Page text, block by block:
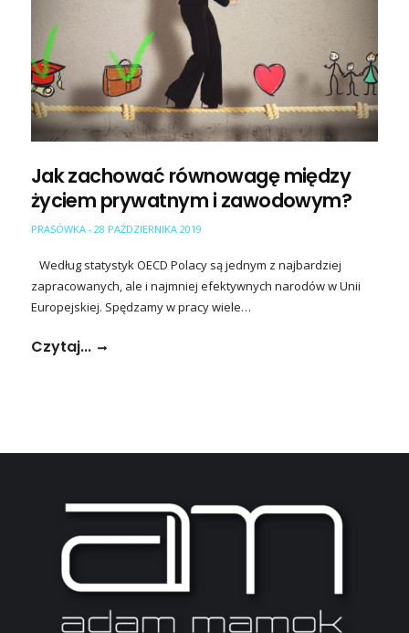
Jak zachować równowagę między
życiem prywatnym i zawodowym?
PRASÓWKA - 28 PAŹDZIERNIKA 2019
Według statystyk OECD Polacy są jednym z najbardziej
zapracowanych, ale i najmniej efektywnych narodów w Unii
Europejskiej. Spędzamy w pracy wiele…
Czytaj...